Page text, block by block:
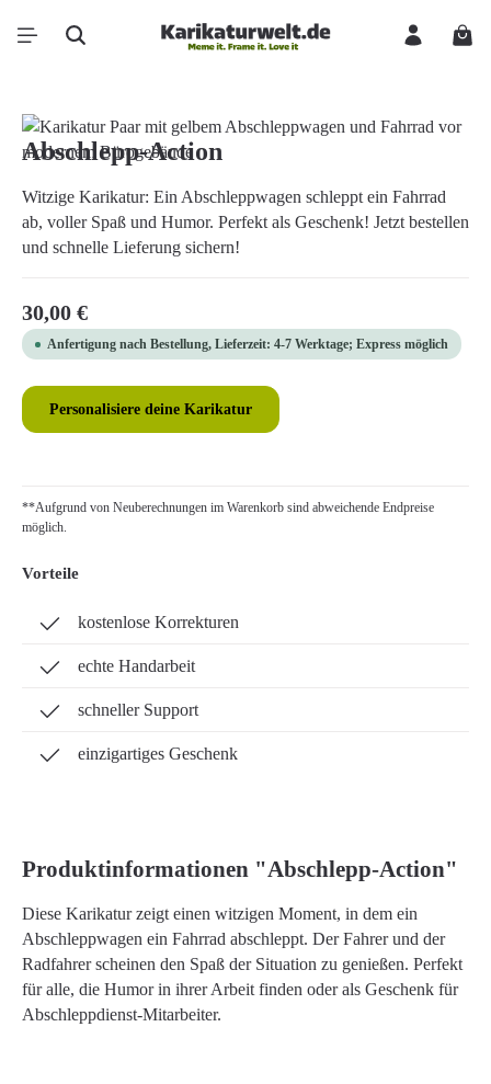
Zum Hauptinhalt springen
Bildergalerie überspringen
Abschlepp-Action
Witzige Karikatur: Ein Abschleppwagen schleppt ein Fahrrad
ab, voller Spaß und Humor. Perfekt als Geschenk! Jetzt bestellen
und schnelle Lieferung sichern!
Regulärer Preis:
30,00 €
Anfertigung nach Bestellung, Lieferzeit: 4-7 Werktage; Express möglich
Personalisiere deine Karikatur
**Aufgrund von Neuberechnungen im Warenkorb sind abweichende Endpreise
möglich.
Vorteile
kostenlose Korrekturen
echte Handarbeit
schneller Support
einzigartiges Geschenk
Produktinformationen "Abschlepp-Action"
Diese Karikatur zeigt einen witzigen Moment, in dem ein
Abschleppwagen ein Fahrrad abschleppt. Der Fahrer und der
Radfahrer scheinen den Spaß der Situation zu genießen. Perfekt
für alle, die Humor in ihrer Arbeit finden oder als Geschenk für
Abschleppdienst-Mitarbeiter.